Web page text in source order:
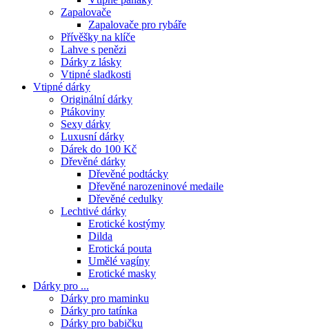
Zapalovače
Zapalovače pro rybáře
Přívěšky na klíče
Lahve s penězi
Dárky z lásky
Vtipné sladkosti
Vtipné dárky
Originální dárky
Ptákoviny
Sexy dárky
Luxusní dárky
Dárek do 100 Kč
Dřevěné dárky
Dřevěné podtácky
Dřevěné narozeninové medaile
Dřevěné cedulky
Lechtivé dárky
Erotické kostýmy
Dilda
Erotická pouta
Umělé vagíny
Erotické masky
Dárky pro ...
Dárky pro maminku
Dárky pro tatínka
Dárky pro babičku